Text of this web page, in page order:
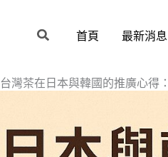
搜
首頁 最新消息
台灣茶在日本與韓國的推廣心得